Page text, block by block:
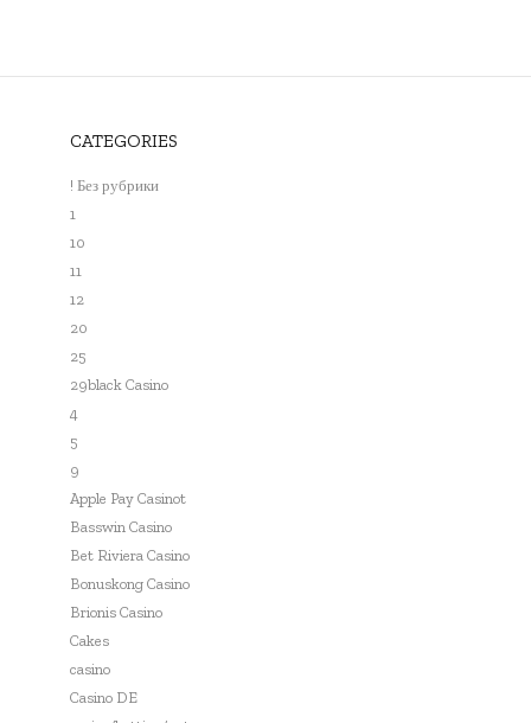
CATEGORIES
! Без рубрики
1
10
11
12
20
25
29black Casino
4
5
9
Apple Pay Casinot
Basswin Casino
Bet Riviera Casino
Bonuskong Casino
Brionis Casino
Cakes
casino
Casino DE